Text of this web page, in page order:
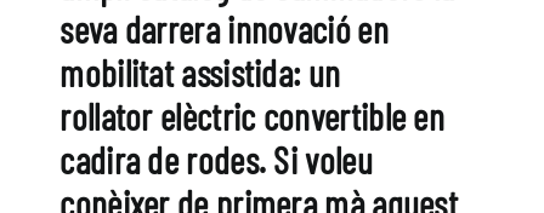
seva darrera innovació en
mobilitat assistida: un
rollatorelèctric convertible en
cadira de rodes. Si voleu
conèixer de primera mà aquest